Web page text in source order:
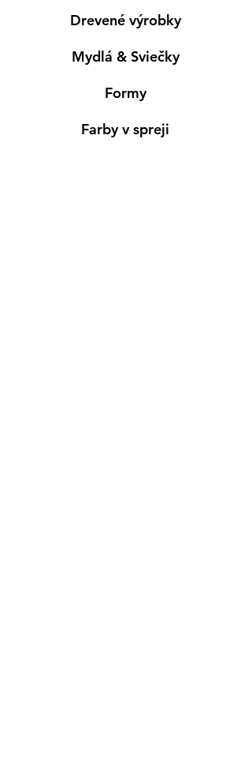
Drevené výrobky
Mydlá & Sviečky
Formy
Farby v spreji